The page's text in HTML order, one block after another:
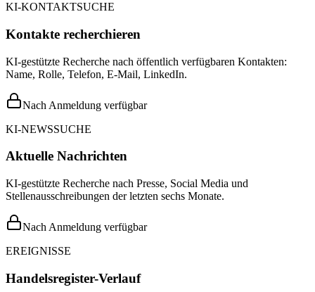
KI-KONTAKTSUCHE
Kontakte recherchieren
KI-gestützte Recherche nach öffentlich verfügbaren Kontakten:
Name, Rolle, Telefon, E-Mail, LinkedIn.
Nach Anmeldung verfügbar
KI-NEWSSUCHE
Aktuelle Nachrichten
KI-gestützte Recherche nach Presse, Social Media und
Stellenausschreibungen der letzten sechs Monate.
Nach Anmeldung verfügbar
EREIGNISSE
Handelsregister-Verlauf